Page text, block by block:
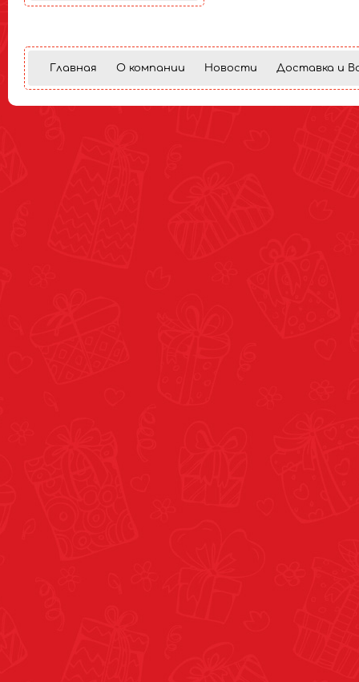
Главная О компании Новости Доставка и